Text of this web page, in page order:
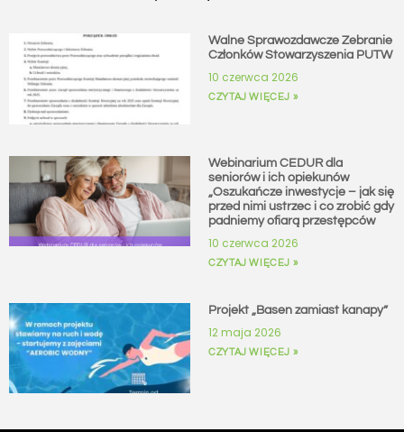
Walne Sprawozdawcze Zebranie
Członków Stowarzyszenia PUTW
10 czerwca 2026
CZYTAJ WIĘCEJ »
Webinarium CEDUR dla
seniorów i ich opiekunów
„Oszukańcze inwestycje – jak się
przed nimi ustrzec i co zrobić gdy
padniemy ofiarą przestępców
10 czerwca 2026
CZYTAJ WIĘCEJ »
Projekt „Basen zamiast kanapy”
12 maja 2026
CZYTAJ WIĘCEJ »